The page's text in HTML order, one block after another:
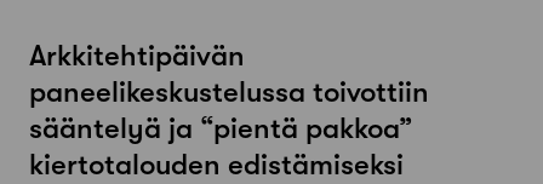
Arkkitehtipäivän
paneelikeskustelussa toivottiin
sääntelyä ja “pientä pakkoa”
kiertotalouden edistämiseksi